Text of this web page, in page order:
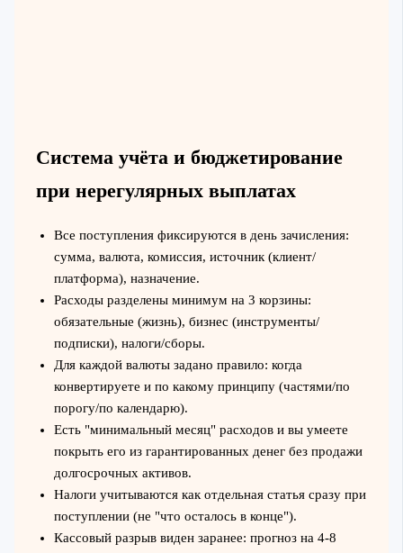
Система учёта и бюджетирование
при нерегулярных выплатах
Все поступления фиксируются в день зачисления:
сумма, валюта, комиссия, источник (клиент/
платформа), назначение.
Расходы разделены минимум на 3 корзины:
обязательные (жизнь), бизнес (инструменты/
подписки), налоги/сборы.
Для каждой валюты задано правило: когда
конвертируете и по какому принципу (частями/по
порогу/по календарю).
Есть "минимальный месяц" расходов и вы умеете
покрыть его из гарантированных денег без продажи
долгосрочных активов.
Налоги учитываются как отдельная статья сразу при
поступлении (не "что осталось в конце").
Кассовый разрыв виден заранее: прогноз на 4-8